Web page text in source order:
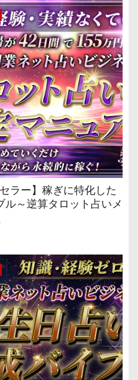
ラー】稼ぎに特化した
～逆算タロット占いメ